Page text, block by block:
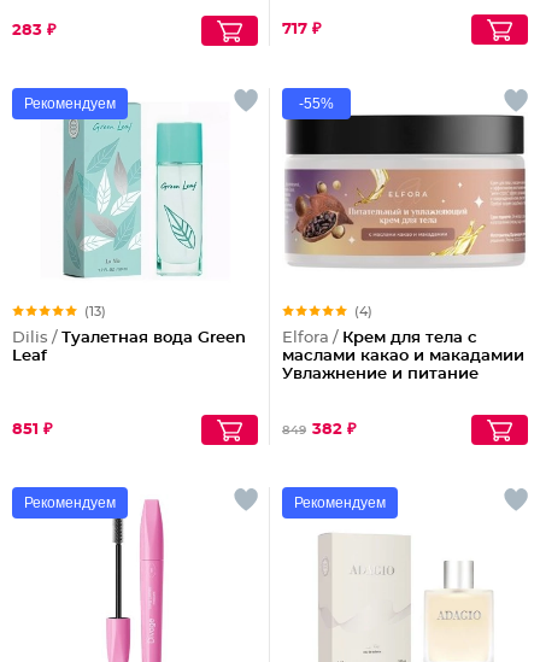
283 ₽ 717 ₽
Рекомендуем
(13)
Dilis / Туалетная вода Green
Leaf
851 ₽
-55%
(4)
Elfora / Крем для тела с
маслами какао и макадамии
Увлажнение и питание
849 382 ₽
Рекомендуем Рекомендуем